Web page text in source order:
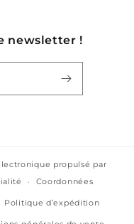
newsletter !
propulsé par
Coordonnées
Politique d’expédition